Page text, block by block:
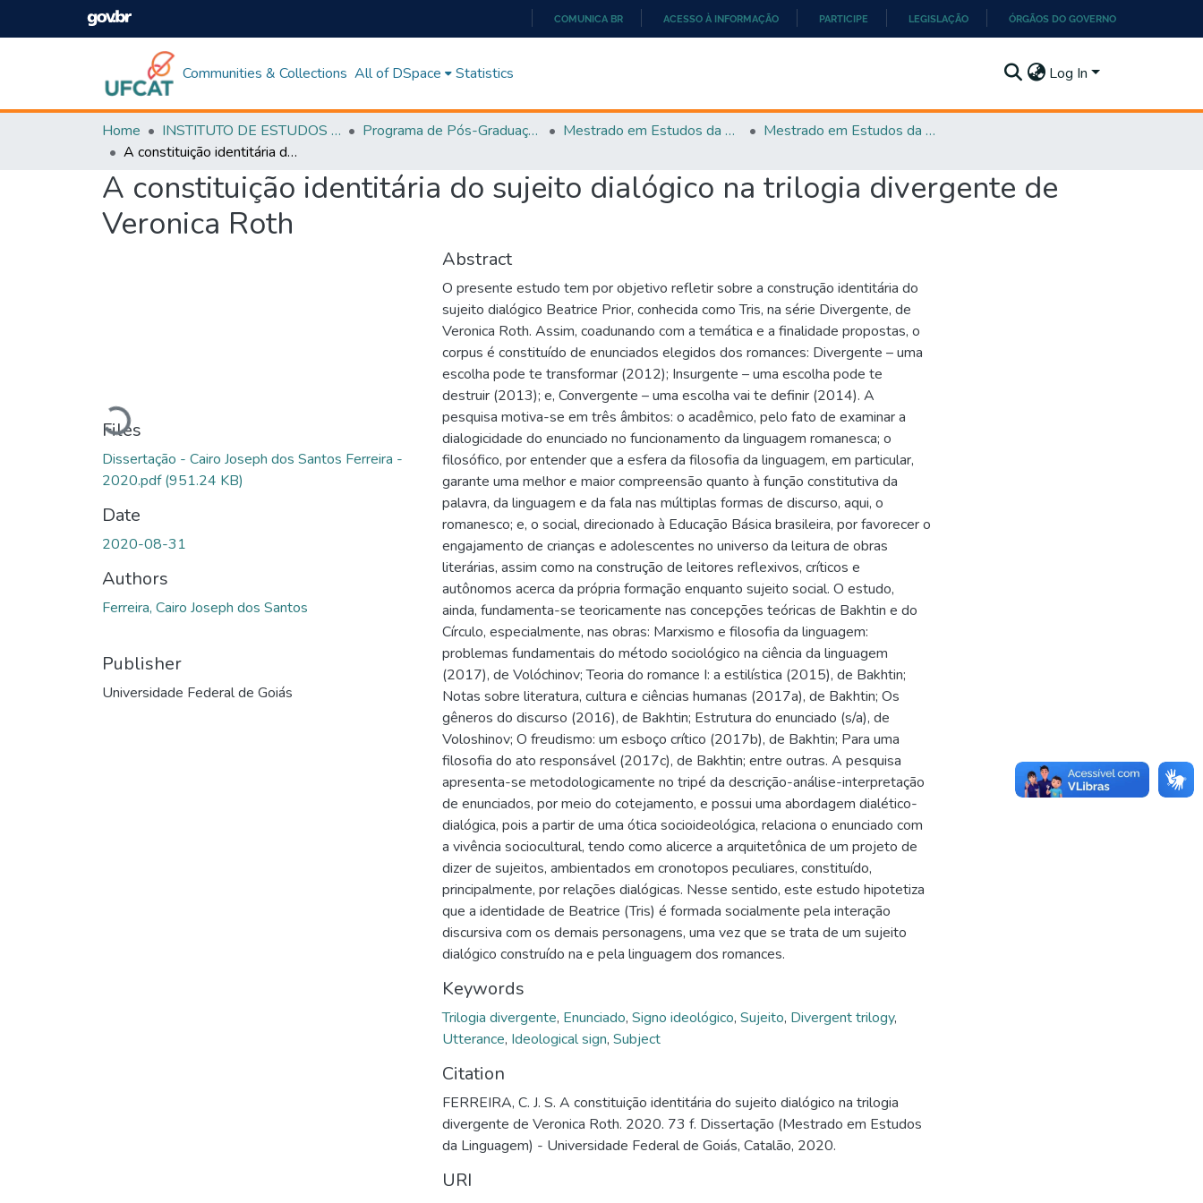
CONTEÚDO
COMUNICA BR ACESSO À INFORMAÇÃO PARTICIPE LEGISLAÇÃO ÓRGÃOS DO GOVERNO
Communities & Collections All of DSpace Statistics Log In
Home INSTITUTO DE ESTUDOS DA LINGUAGEM Programa de Pós-Graduação em Estudos da Linguagem (PPGEL) Mestrado em Estudos da Linguagem - PPGEL
Mestrado em Estudos da Linguagem - PPGEL
A constituição identitária do sujeito dialógico na trilogia divergente de Veronica Roth
A constituição identitária do sujeito dialógico na trilogia divergente de
Veronica Roth
Loading...
Files
Dissertação - Cairo Joseph dos Santos Ferreira -
2020.pdf(951.24 KB)
Date
2020-08-31
Authors
Ferreira, Cairo Joseph dos Santos
Publisher
Universidade Federal de Goiás
Abstract
O presente estudo tem por objetivo refletir sobre a construção identitária do
sujeito dialógico Beatrice Prior, conhecida como Tris, na série Divergente, de
Veronica Roth. Assim, coadunando com a temática e a finalidade propostas, o
corpus é constituído de enunciados elegidos dos romances: Divergente – uma
escolha pode te transformar (2012); Insurgente – uma escolha pode te
destruir (2013); e, Convergente – uma escolha vai te definir (2014). A
pesquisa motiva-se em três âmbitos: o acadêmico, pelo fato de examinar a
dialogicidade do enunciado no funcionamento da linguagem romanesca; o
filosófico, por entender que a esfera da filosofia da linguagem, em particular,
garante uma melhor e maior compreensão quanto à função constitutiva da
palavra, da linguagem e da fala nas múltiplas formas de discurso, aqui, o
romanesco; e, o social, direcionado à Educação Básica brasileira, por favorecer o
engajamento de crianças e adolescentes no universo da leitura de obras
literárias, assim como na construção de leitores reflexivos, críticos e
autônomos acerca da própria formação enquanto sujeito social. O estudo,
ainda, fundamenta-se teoricamente nas concepções teóricas de Bakhtin e do
Círculo, especialmente, nas obras: Marxismo e filosofia da linguagem:
problemas fundamentais do método sociológico na ciência da linguagem
(2017), de Volóchinov; Teoria do romance I: a estilística (2015), de Bakhtin;
Notas sobre literatura, cultura e ciências humanas (2017a), de Bakhtin; Os
gêneros do discurso (2016), de Bakhtin; Estrutura do enunciado (s/a), de
Voloshinov; O freudismo: um esboço crítico (2017b), de Bakhtin; Para uma
filosofia do ato responsável (2017c), de Bakhtin; entre outras. A pesquisa
apresenta-se metodologicamente no tripé da descrição-análise-interpretação
de enunciados, por meio do cotejamento, e possui uma abordagem dialético-
dialógica, pois a partir de uma ótica socioideológica, relaciona o enunciado com
a vivência sociocultural, tendo como alicerce a arquitetônica de um projeto de
dizer de sujeitos, ambientados em cronotopos peculiares, constituído,
principalmente, por relações dialógicas. Nesse sentido, este estudo hipotetiza
que a identidade de Beatrice (Tris) é formada socialmente pela interação
discursiva com os demais personagens, uma vez que se trata de um sujeito
dialógico construído na e pela linguagem dos romances.
Keywords
Trilogia divergente, Enunciado, Signo ideológico, Sujeito, Divergent trilogy,
Utterance, Ideological sign, Subject
Citation
FERREIRA, C. J. S. A constituição identitária do sujeito dialógico na trilogia
divergente de Veronica Roth. 2020. 73 f. Dissertação (Mestrado em Estudos
da Linguagem) - Universidade Federal de Goiás, Catalão, 2020.
URI